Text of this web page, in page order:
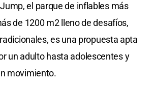
el parque de inflables más
de 1200 m2 lleno de desafíos,
es una propuesta apta
un adulto hasta adolescentes y
movimiento.